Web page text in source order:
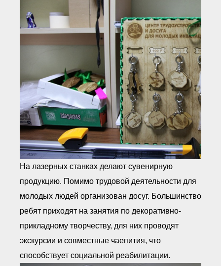
На лазерных станках делают сувенирную
продукцию. Помимо трудовой деятельности для
молодых людей организован досуг. Большинство
ребят приходят на занятия по декоративно-
прикладному творчеству, для них проводят
экскурсии и совместные чаепития, что
способствует социальной реабилитации.